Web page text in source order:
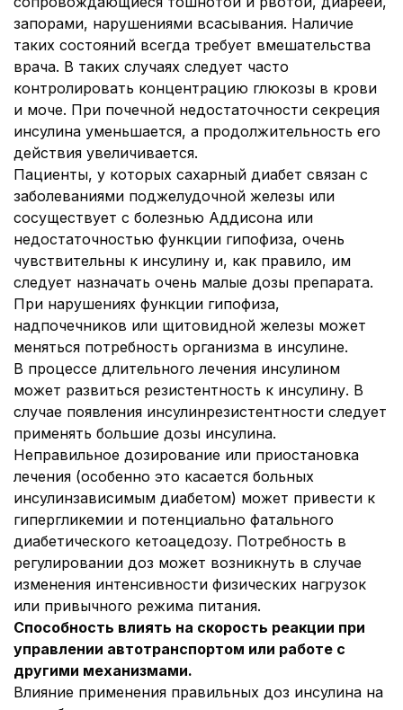
запорами, нарушениями всасывания. Наличие
таких состояний всегда требует вмешательства
врача. В таких случаях следует часто
контролировать концентрацию глюкозы в крови
и моче. При почечной недостаточности секреция
инсулина уменьшается, а продолжительность его
действия увеличивается.
Пациенты, у которых сахарный диабет связан с
заболеваниями поджелудочной железы или
сосуществует с болезнью Аддисона или
недостаточностью функции гипофиза, очень
чувствительны к инсулину и, как правило, им
следует назначать очень малые дозы препарата.
При нарушениях функции гипофиза,
надпочечников или щитовидной железы может
меняться потребность организма в инсулине.
В процессе длительного лечения инсулином
может развиться резистентность к инсулину. В
случае появления инсулинрезистентности следует
применять большие дозы инсулина.
Неправильное дозирование или приостановка
лечения (особенно это касается больных
инсулинзависимым диабетом) может привести к
гипергликемии и потенциально фатального
диабетического кетоацедозу. Потребность в
регулировании доз может возникнуть в случае
изменения интенсивности физических нагрузок
или привычного режима питания.
Способность влиять на скорость реакции при
управлении автотранспортом или работе с
другими механизмами.
Влияние применения правильных доз инсулина на